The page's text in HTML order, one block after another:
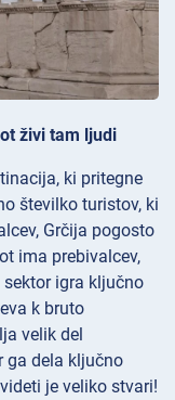
živi tam ljudi
ki pritegne
številko turistov, ki
Grčija pogosto
ima prebivalcev,
igra ključno
k bruto
velik del
ga dela ključno
je veliko stvari!